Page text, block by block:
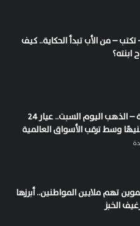
– من الأب تبدأ الحكاية.. كيف
ابنته؟
تحديثات جديدة – الذهب اليوم السبت.. عيار 24
تهم ملايين المواطنين.. أبرزها
الخبز